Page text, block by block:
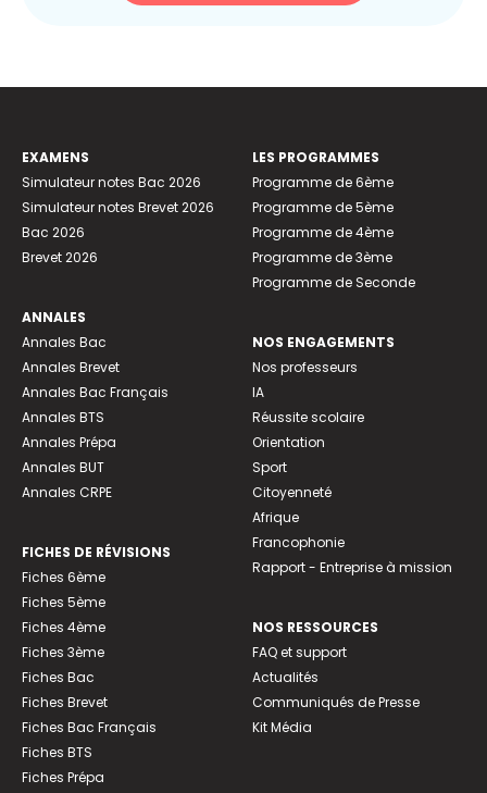
EXAMENS
Simulateur notes Bac 2026
Simulateur notes Brevet 2026
Bac 2026
Brevet 2026
ANNALES
Annales Bac
Annales Brevet
Annales Bac Français
Annales BTS
Annales Prépa
Annales BUT
Annales CRPE
FICHES DE RÉVISIONS
Fiches 6ème
Fiches 5ème
Fiches 4ème
Fiches 3ème
Fiches Bac
Fiches Brevet
Fiches Bac Français
Fiches BTS
Fiches Prépa
LES PROGRAMMES
Programme de 6ème
Programme de 5ème
Programme de 4ème
Programme de 3ème
Programme de Seconde
NOS ENGAGEMENTS
Nos professeurs
IA
Réussite scolaire
Orientation
Sport
Citoyenneté
Afrique
Francophonie
Rapport - Entreprise à mission
NOS RESSOURCES
FAQ et support
Actualités
Communiqués de Presse
Kit Média